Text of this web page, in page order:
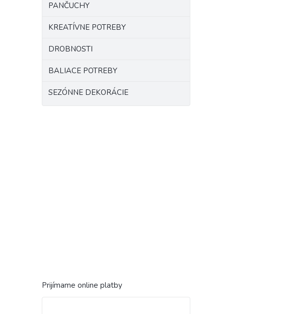
PANČUCHY
KREATÍVNE POTREBY
DROBNOSTI
BALIACE POTREBY
SEZÓNNE DEKORÁCIE
Prijímame online platby